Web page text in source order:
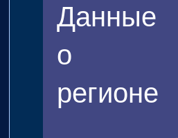
Данные
о
регионе